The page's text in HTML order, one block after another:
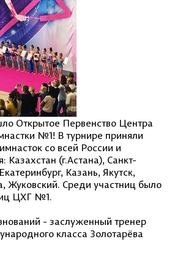
Открытое Первенство Центра
№1! В турнире приняли
со всей России и
Казахстан (г.Астана), Санкт-
Казань, Якутск,
Жуковский. Среди участниц было
ЦХГ №1.
- заслуженный тренер
класса Золотарёва